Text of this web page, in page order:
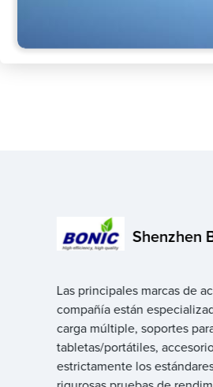
Shenzhen
Las principales marcas de
compañía están
carga múltiple, soportes
tabletas/portátiles,
estrictamente los